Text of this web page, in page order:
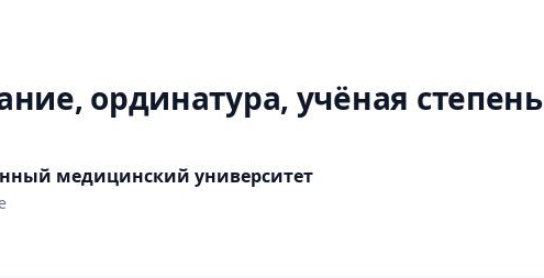
ординатура, учёная степень
медицинский университет